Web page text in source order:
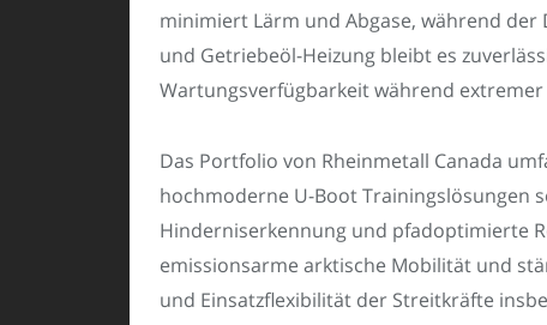
minimiert Lärm und Abgase, während
und Getriebeöl-Heizung bleibt es
Wartungsverfügbarkeit während
Das Portfolio von Rheinmetall Canada
hochmoderne U-Boot Trainingslösungen
Hinderniserkennung und pfadoptimierte
emissionsarme arktische Mobilität und
und Einsatzflexibilität der Streitkräfte